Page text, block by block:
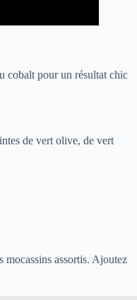
cobalt pour un résultat chic
de vert olive, de vert
mocassins assortis. Ajoutez